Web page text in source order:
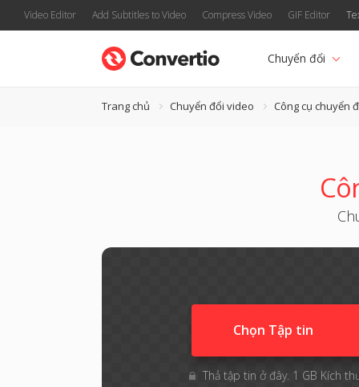
Video Editor Add Subtitles to Video Compress Video GIF Editor
Chuyển đổi
Trang chủ Chuyển đổi video Công cụ chuyển
Chọn Tập tin
Thả tập tin ở đây. 1 GB Kích